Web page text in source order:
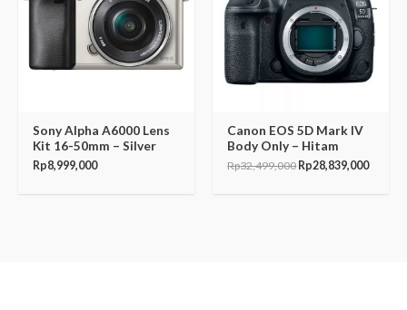
Sony Alpha A6000 Lens
Kit 16-50mm – Silver
Rp8,999,000
Canon EOS 5D Mark IV
Body Only – Hitam
Rp32,499,000 Rp28,839,000